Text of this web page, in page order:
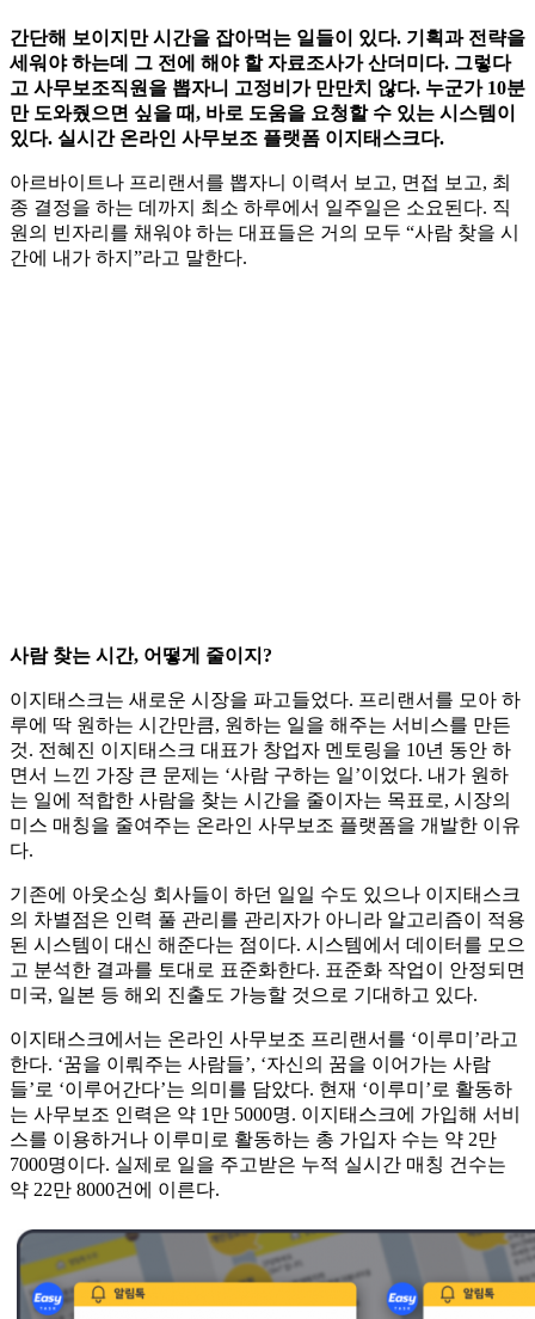
간단해 보이지만 시간을 잡아먹는 일들이 있다. 기획과 전략을
세워야 하는데 그 전에 해야 할 자료조사가 산더미다. 그렇다
고 사무보조직원을 뽑자니 고정비가 만만치 않다. 누군가 10분
만 도와줬으면 싶을 때, 바로 도움을 요청할 수 있는 시스템이
있다. 실시간 온라인 사무보조 플랫폼 이지태스크다.
아르바이트나 프리랜서를 뽑자니 이력서 보고, 면접 보고, 최
종 결정을 하는 데까지 최소 하루에서 일주일은 소요된다. 직
원의 빈자리를 채워야 하는 대표들은 거의 모두 “사람 찾을 시
간에 내가 하지”라고 말한다.
사람 찾는 시간, 어떻게 줄이지?
이지태스크는 새로운 시장을 파고들었다. 프리랜서를 모아 하
루에 딱 원하는 시간만큼, 원하는 일을 해주는 서비스를 만든
것. 전혜진 이지태스크 대표가 창업자 멘토링을 10년 동안 하
면서 느낀 가장 큰 문제는 ‘사람 구하는 일’이었다. 내가 원하
는 일에 적합한 사람을 찾는 시간을 줄이자는 목표로, 시장의
미스 매칭을 줄여주는 온라인 사무보조 플랫폼을 개발한 이유
다.
기존에 아웃소싱 회사들이 하던 일일 수도 있으나 이지태스크
의 차별점은 인력 풀 관리를 관리자가 아니라 알고리즘이 적용
된 시스템이 대신 해준다는 점이다. 시스템에서 데이터를 모으
고 분석한 결과를 토대로 표준화한다. 표준화 작업이 안정되면
미국, 일본 등 해외 진출도 가능할 것으로 기대하고 있다.
이지태스크에서는 온라인 사무보조 프리랜서를 ‘이루미’라고
한다. ‘꿈을 이뤄주는 사람들’, ‘자신의 꿈을 이어가는 사람
들’로 ‘이루어간다’는 의미를 담았다. 현재 ‘이루미’로 활동하
는 사무보조 인력은 약 1만 5000명. 이지태스크에 가입해 서비
스를 이용하거나 이루미로 활동하는 총 가입자 수는 약 2만
7000명이다. 실제로 일을 주고받은 누적 실시간 매칭 건수는
약 22만 8000건에 이른다.